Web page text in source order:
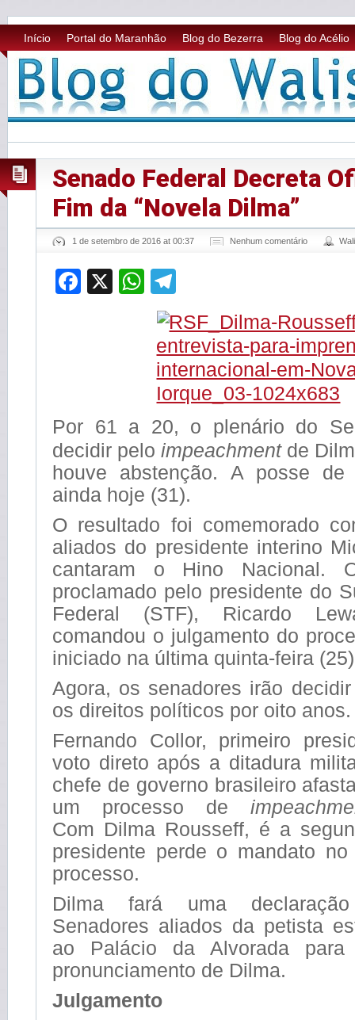
Início Portal do Maranhão Blog do Bezerra Blog do Acélio
Senado Federal Decreta
Fim da “Novela Dilma”
1 de setembro de 2016 at 00:37 Nenhum comentário
Facebook
X WhatsApp
Por 61 a 20, o plenário do
decidir pelo impeachmentde
houve abstenção. A posse de
ainda hoje (31).
O resultado foi comemorado
aliados do presidente interino
cantaram o Hino Nacional.
proclamado pelo presidente do
Federal (STF), Ricardo
comandou o julgamento do
iniciado na última quinta-feira
Agora, os senadores irão
os direitos políticos por oito anos.
Fernando Collor, primeiro
voto direto após a ditadura
chefe de governo brasileiro
um processo de
Com Dilma Rousseff, é a
presidente perde o mandato
processo.
Dilma fará uma
Senadores aliados da petista
ao Palácio da Alvorada para
pronunciamento de Dilma.
Julgamento